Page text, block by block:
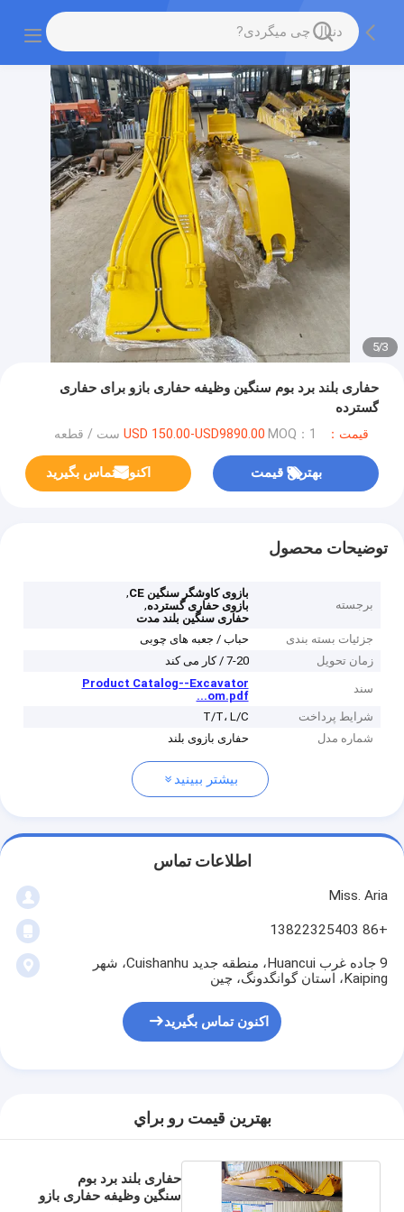
4
/
5
حفاری بلند برد بوم سنگین وظیفه حفاری بازو برای حفاری
گسترده
قیمت：USD 150.00-USD9890.00 MOQ：1 ست / قطعه
بهترین قیمت اکنون تماس بگیرید
توضیحات محصول
برجسته
بازوی کاوشگر سنگین CE
,
بازوی حفاری گسترده,
حفاری سنگین بلند مدت
جزئیات بسته بندی
حباب / جعبه های چوبی
زمان تحویل
7-20 / کار می کند
سند
Product Catalog--Excavator
...om.pdf
شرایط پرداخت
T/T، L/C
شماره مدل
حفاری بازوی بلند
بیشتر ببینید
اطلاعات تماس
Miss. Aria
+86 13822325403
9 جاده غرب Huancui، منطقه جدید Cuishanhu، شهر
Kaiping، استان گوانگدونگ، چین
اکنون تماس بگیرید
بهترين قيمت رو براي
حفاری بلند برد بوم
سنگین وظیفه حفاری بازو